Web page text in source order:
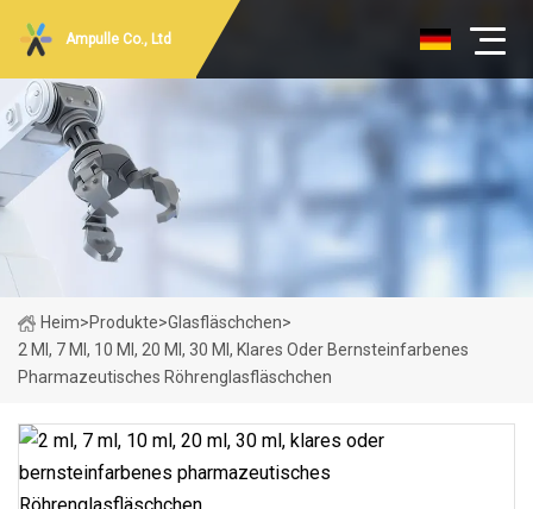
Ampulle Co., Ltd
Heim>Produkte>Glasfläschchen>
2 Ml, 7 Ml, 10 Ml, 20 Ml, 30 Ml, Klares Oder Bernsteinfarbenes
Pharmazeutisches Röhrenglasfläschchen